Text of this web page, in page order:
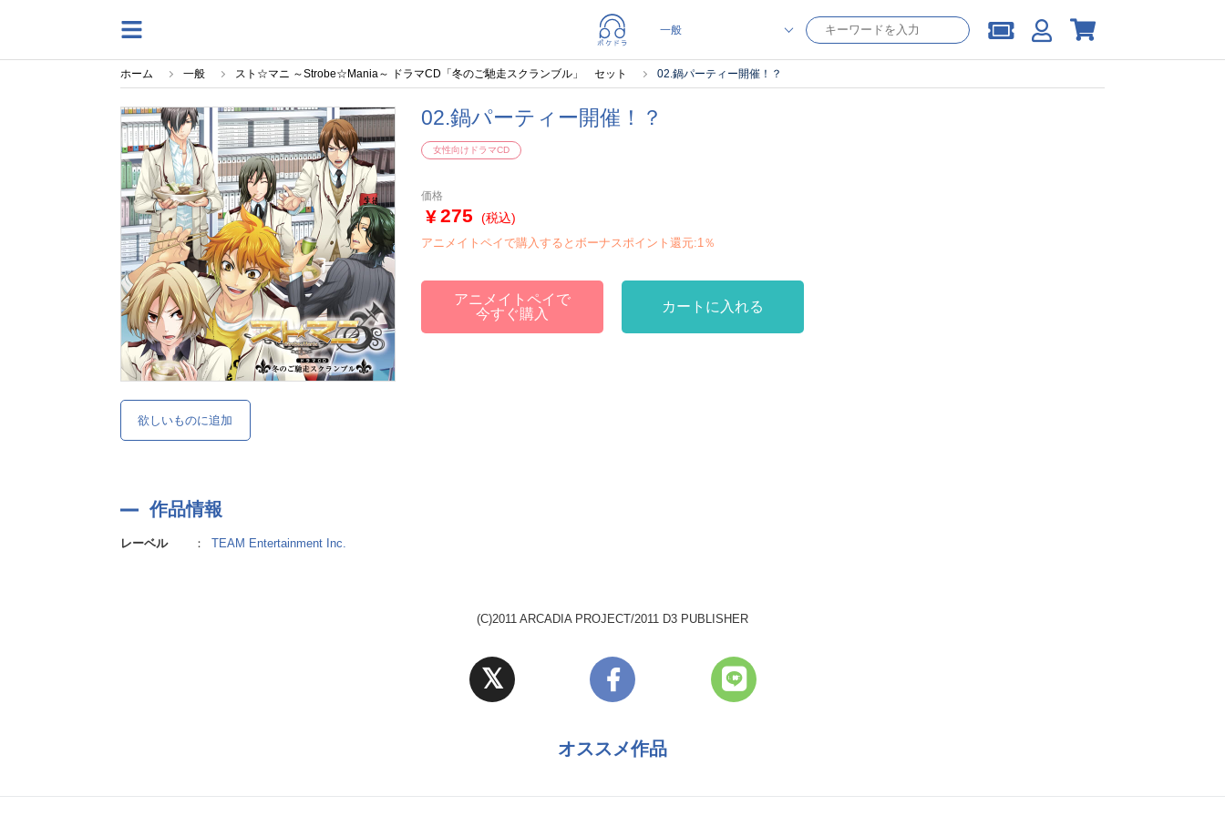
ホーム 一般 スト☆マニ ～Strobe☆Mania～ ドラマCD「冬のご馳走スクランブル」 セット 02.鍋パーティー開催！？
欲しいものに追加
02.鍋パーティー開催！？
女性向けドラマCD
価格
275 (税込)
アニメイトペイで購入するとボーナスポイント還元:1％
アニメイトペイで
今すぐ購入
カートに入れる
作品情報
レーベル ： TEAM Entertainment Inc.
(C)2011 ARCADIA PROJECT/2011 D3 PUBLISHER
オススメ作品